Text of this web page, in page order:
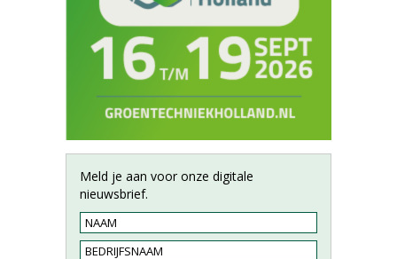
Meld je aan voor onze digitale
nieuwsbrief.